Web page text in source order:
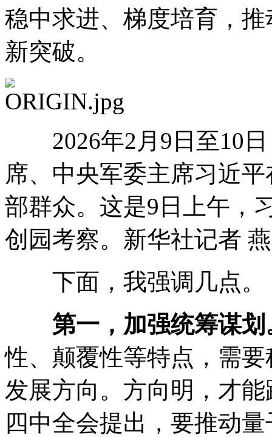
稳中求进、梯度培育，
新突破。
2026年2月9日至10
席、中央军委主席习近
部群众。这是9日上午，
创园考察。新华社记者
下面，我强调几点。
第一，加强统筹谋划
性、颠覆性等特点，需
发展方向。方向明，才
四中全会提出，要推动